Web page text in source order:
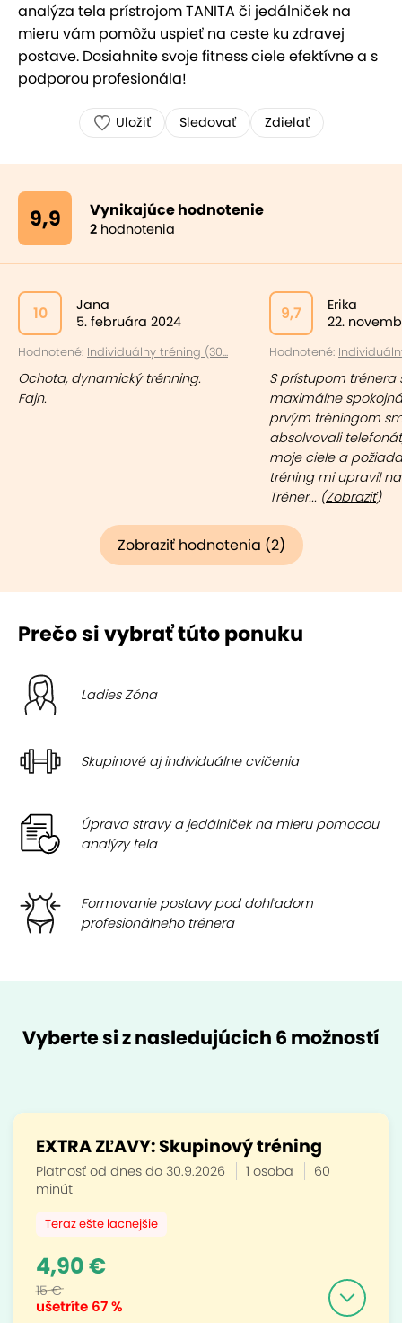
analýza tela prístrojom TANITA či jedálniček na
mieru vám pomôžu uspieť na ceste ku zdravej
postave. Dosiahnite svoje fitness ciele efektívne a s
podporou profesionála!
Uložiť Sledovať Zdielať
9,9 Vynikajúce hodnotenie
2 hodnotenia
10
Jana
5. februára 2024
Hodnotené: Individuálny tréning (30...
Ochota, dynamický trénning.
Fajn.
9,7
Erika
22.
Hodnotené:
S prístupom trénera
maximálne
prvým tréningom
absolvovali
moje ciele a
tréning mi upravil
Tréner... (Zobraziť)
Zobraziť hodnotenia (2)
Prečo si vybrať túto ponuku
Ladies Zóna
Skupinové aj individuálne cvičenia
Úprava stravy a jedálniček na mieru pomocou
analýzy tela
Formovanie postavy pod dohľadom
profesionálneho trénera
Vyberte si z nasledujúcich 6 možností
EXTRA ZĽAVY: Skupinový tréning
Platnosť od dnes do 30.9.2026 1 osoba
60
minút
Teraz ešte lacnejšie
ušetríte 67 %
4,90 €
15 €